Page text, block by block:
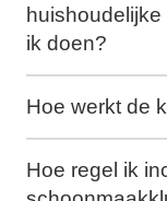
ik doen?
Hoe werkt de
Hoe regel ik